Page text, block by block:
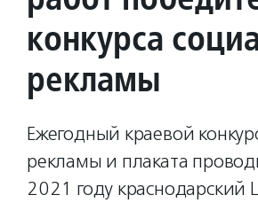
конкурса
рекламы
Ежегодный краевой
рекламы и плаката
2021 году краснодарский